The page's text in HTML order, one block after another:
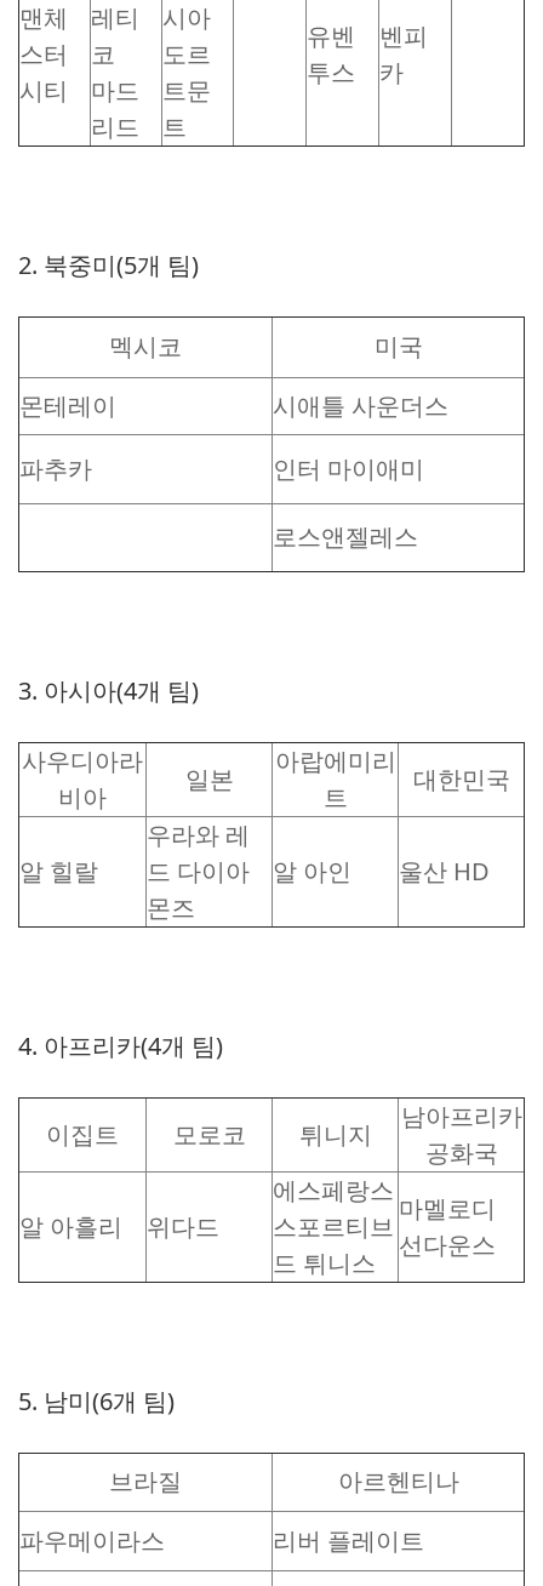
맨체
스터
시티
레티
코
마드
리드
시아
도르
트문
트
유벤
투스
벤피
카
2. 북중미(5개 팀)
멕시코
미국
몬테레이
시애틀 사운더스
파추카
인터 마이애미
로스앤젤레스
3. 아시아(4개 팀)
사우디아라
비아
일본
아랍에미리
트
대한민국
알 힐랄
우라와 레
드 다이아
몬즈
알 아인 울산 HD
4. 아프리카(4개 팀)
이집트 모로코 튀니지
남아프리카
공화국
알 아흘리 위다드
에스페랑스
스포르티브
드 튀니스
마멜로디
선다운스
5. 남미(6개 팀)
브라질
아르헨티나
파우메이라스
리버 플레이트